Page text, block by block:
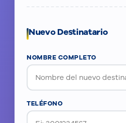
Nuevo Destinatario
NOMBRE COMPLETO
TELÉFONO